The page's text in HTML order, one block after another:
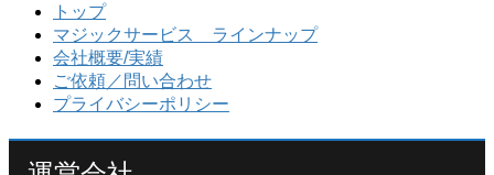
トップ
マジックサービス ラインナップ
会社概要/実績
ご依頼／問い合わせ
プライバシーポリシー